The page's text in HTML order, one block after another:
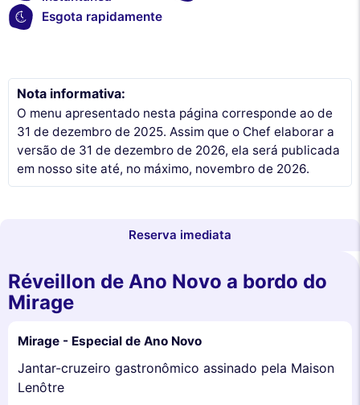
Esgota rapidamente
Nota informativa:
O menu apresentado nesta página corresponde ao de
31 de dezembro de 2025. Assim que o Chef elaborar a
versão de 31 de dezembro de 2026, ela será publicada
em nosso site até, no máximo, novembro de 2026.
Reserva imediata
Réveillon de Ano Novo a bordo do
Mirage
Mirage - Especial de Ano Novo
Jantar-cruzeiro gastronômico assinado pela Maison
Lenôtre